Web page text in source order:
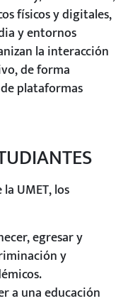
físicos y digitales,
y entornos
la interacción
de forma
plataformas
UMET, los
egresar y
y
a una educación